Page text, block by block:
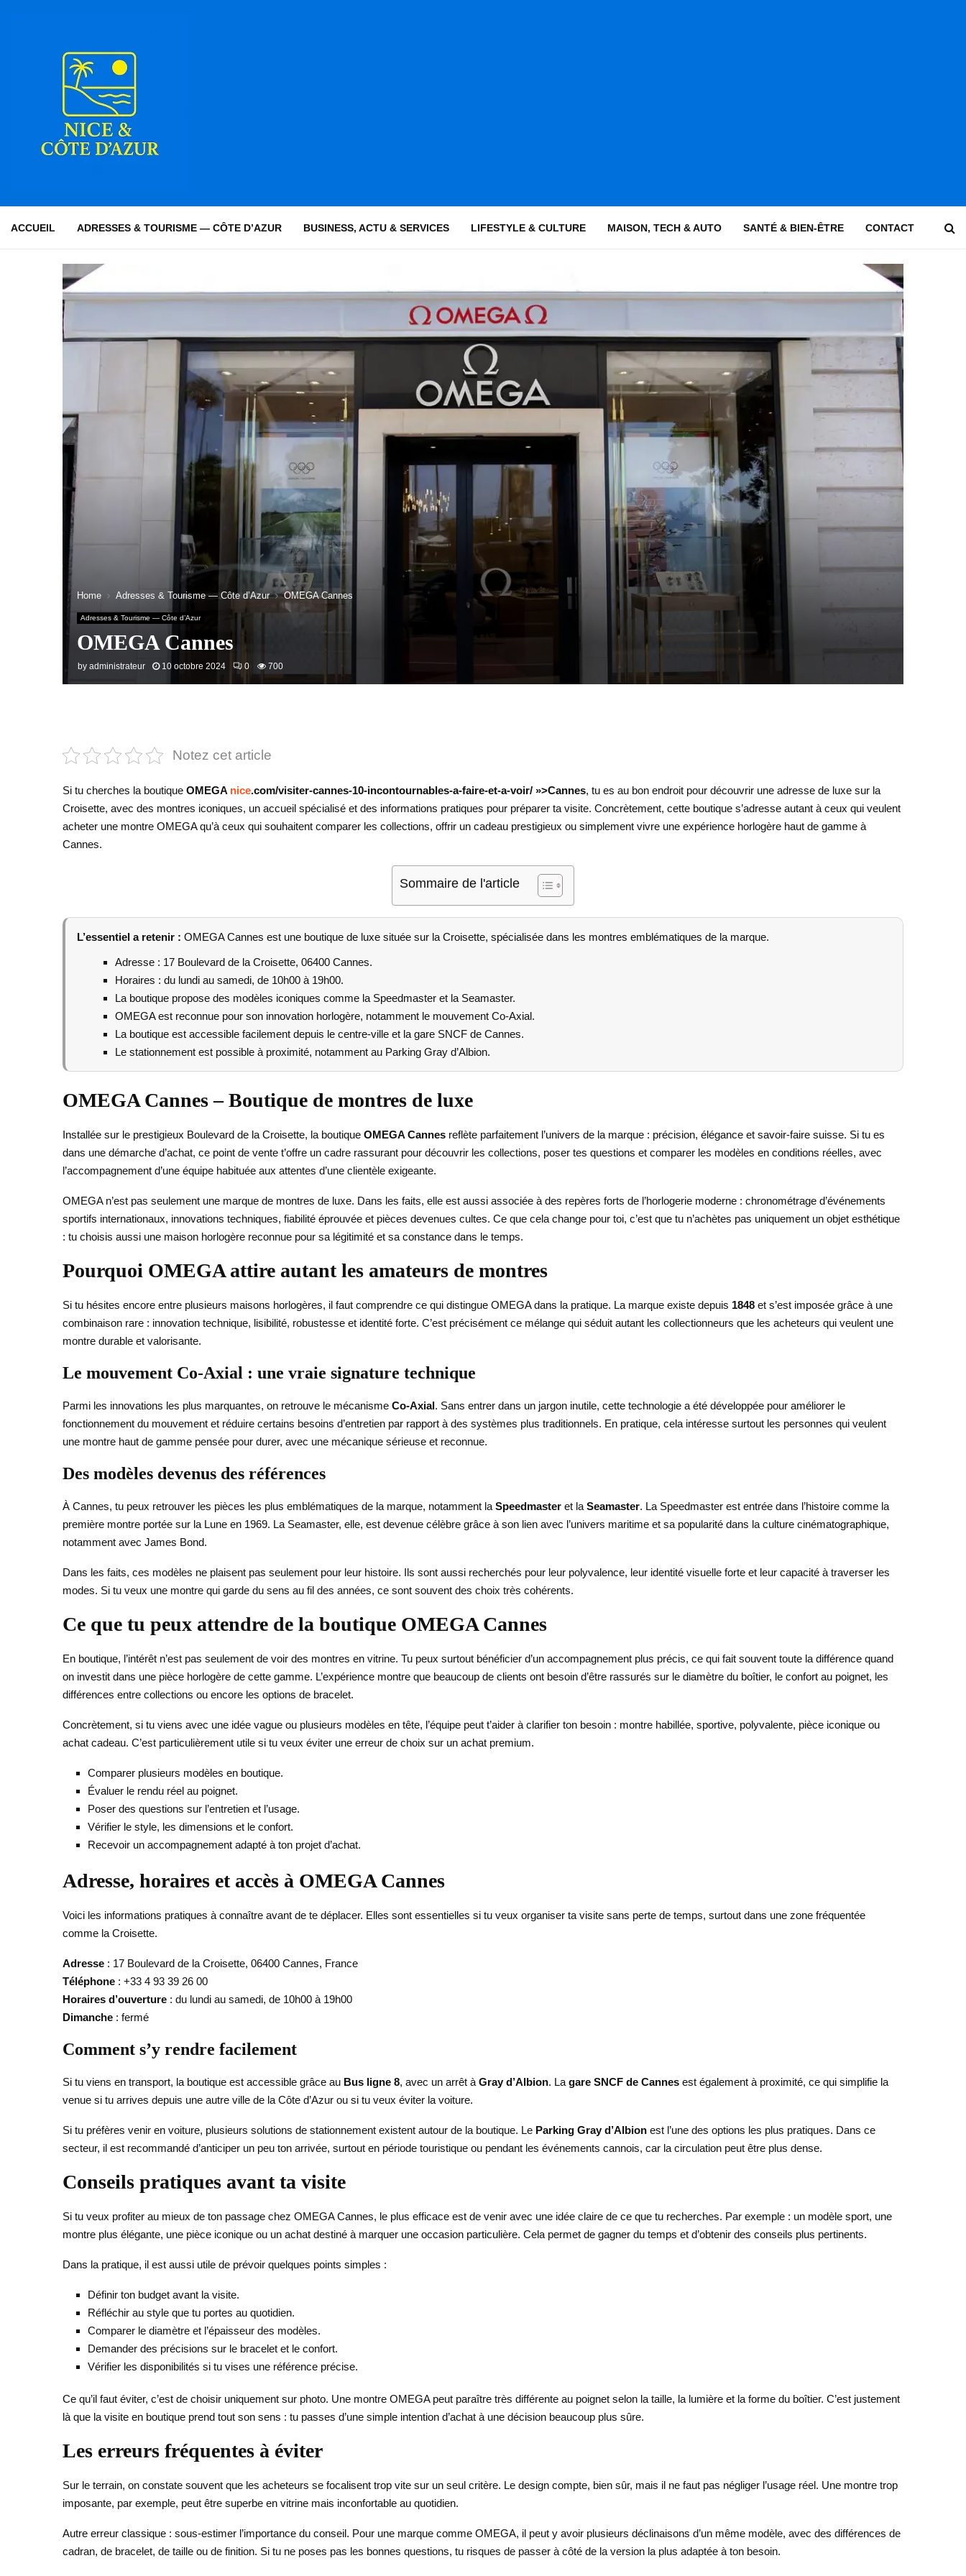
ACCUEIL ADRESSES & TOURISME — CÔTE D’AZUR BUSINESS, ACTU & SERVICES LIFESTYLE & CULTURE MAISON, TECH & AUTO SANTÉ & BIEN-ÊTRE CONTACT
Home Adresses & Tourisme — Côte d’Azur OMEGA Cannes
Adresses & Tourisme — Côte d’Azur
OMEGA Cannes
by administrateur 10 octobre 2024 0 700
Notez cet article
Si tu cherches la boutique OMEGA nice.com/visiter-cannes-10-incontournables-a-faire-et-a-voir/ »>Cannes, tu es au bon endroit pour découvrir une adresse de luxe sur la
Croisette, avec des montres iconiques, un accueil spécialisé et des informations pratiques pour préparer ta visite. Concrètement, cette boutique s’adresse autant à ceux qui veulent
acheter une montre OMEGA qu’à ceux qui souhaitent comparer les collections, offrir un cadeau prestigieux ou simplement vivre une expérience horlogère haut de gamme à
Cannes.
Sommaire de l'article
L’essentiel a retenir : OMEGA Cannes est une boutique de luxe située sur la Croisette, spécialisée dans les montres emblématiques de la marque.
Adresse : 17 Boulevard de la Croisette, 06400 Cannes.
Horaires : du lundi au samedi, de 10h00 à 19h00.
La boutique propose des modèles iconiques comme la Speedmaster et la Seamaster.
OMEGA est reconnue pour son innovation horlogère, notamment le mouvement Co-Axial.
La boutique est accessible facilement depuis le centre-ville et la gare SNCF de Cannes.
Le stationnement est possible à proximité, notamment au Parking Gray d’Albion.
OMEGA Cannes – Boutique de montres de luxe
Installée sur le prestigieux Boulevard de la Croisette, la boutique OMEGA Cannes reflète parfaitement l’univers de la marque : précision, élégance et savoir-faire suisse. Si tu es
dans une démarche d’achat, ce point de vente t’offre un cadre rassurant pour découvrir les collections, poser tes questions et comparer les modèles en conditions réelles, avec
l’accompagnement d’une équipe habituée aux attentes d’une clientèle exigeante.
OMEGA n’est pas seulement une marque de montres de luxe. Dans les faits, elle est aussi associée à des repères forts de l’horlogerie moderne : chronométrage d’événements
sportifs internationaux, innovations techniques, fiabilité éprouvée et pièces devenues cultes. Ce que cela change pour toi, c’est que tu n’achètes pas uniquement un objet esthétique
: tu choisis aussi une maison horlogère reconnue pour sa légitimité et sa constance dans le temps.
Pourquoi OMEGA attire autant les amateurs de montres
Si tu hésites encore entre plusieurs maisons horlogères, il faut comprendre ce qui distingue OMEGA dans la pratique. La marque existe depuis 1848 et s’est imposée grâce à une
combinaison rare : innovation technique, lisibilité, robustesse et identité forte. C’est précisément ce mélange qui séduit autant les collectionneurs que les acheteurs qui veulent une
montre durable et valorisante.
Le mouvement Co-Axial : une vraie signature technique
Parmi les innovations les plus marquantes, on retrouve le mécanisme Co-Axial. Sans entrer dans un jargon inutile, cette technologie a été développée pour améliorer le
fonctionnement du mouvement et réduire certains besoins d’entretien par rapport à des systèmes plus traditionnels. En pratique, cela intéresse surtout les personnes qui veulent
une montre haut de gamme pensée pour durer, avec une mécanique sérieuse et reconnue.
Des modèles devenus des références
À Cannes, tu peux retrouver les pièces les plus emblématiques de la marque, notamment la Speedmaster et la Seamaster. La Speedmaster est entrée dans l’histoire comme la
première montre portée sur la Lune en 1969. La Seamaster, elle, est devenue célèbre grâce à son lien avec l’univers maritime et sa popularité dans la culture cinématographique,
notamment avec James Bond.
Dans les faits, ces modèles ne plaisent pas seulement pour leur histoire. Ils sont aussi recherchés pour leur polyvalence, leur identité visuelle forte et leur capacité à traverser les
modes. Si tu veux une montre qui garde du sens au fil des années, ce sont souvent des choix très cohérents.
Ce que tu peux attendre de la boutique OMEGA Cannes
En boutique, l’intérêt n’est pas seulement de voir des montres en vitrine. Tu peux surtout bénéficier d’un accompagnement plus précis, ce qui fait souvent toute la différence quand
on investit dans une pièce horlogère de cette gamme. L’expérience montre que beaucoup de clients ont besoin d’être rassurés sur le diamètre du boîtier, le confort au poignet, les
différences entre collections ou encore les options de bracelet.
Concrètement, si tu viens avec une idée vague ou plusieurs modèles en tête, l’équipe peut t’aider à clarifier ton besoin : montre habillée, sportive, polyvalente, pièce iconique ou
achat cadeau. C’est particulièrement utile si tu veux éviter une erreur de choix sur un achat premium.
Comparer plusieurs modèles en boutique.
Évaluer le rendu réel au poignet.
Poser des questions sur l’entretien et l’usage.
Vérifier le style, les dimensions et le confort.
Recevoir un accompagnement adapté à ton projet d’achat.
Adresse, horaires et accès à OMEGA Cannes
Voici les informations pratiques à connaître avant de te déplacer. Elles sont essentielles si tu veux organiser ta visite sans perte de temps, surtout dans une zone fréquentée
comme la Croisette.
Adresse : 17 Boulevard de la Croisette, 06400 Cannes, France
Téléphone : +33 4 93 39 26 00
Horaires d’ouverture : du lundi au samedi, de 10h00 à 19h00
Dimanche : fermé
Comment s’y rendre facilement
Si tu viens en transport, la boutique est accessible grâce au Bus ligne 8, avec un arrêt à Gray d’Albion. La gare SNCF de Cannes est également à proximité, ce qui simplifie la
venue si tu arrives depuis une autre ville de la Côte d’Azur ou si tu veux éviter la voiture.
Si tu préfères venir en voiture, plusieurs solutions de stationnement existent autour de la boutique. Le Parking Gray d’Albion est l’une des options les plus pratiques. Dans ce
secteur, il est recommandé d’anticiper un peu ton arrivée, surtout en période touristique ou pendant les événements cannois, car la circulation peut être plus dense.
Conseils pratiques avant ta visite
Si tu veux profiter au mieux de ton passage chez OMEGA Cannes, le plus efficace est de venir avec une idée claire de ce que tu recherches. Par exemple : un modèle sport, une
montre plus élégante, une pièce iconique ou un achat destiné à marquer une occasion particulière. Cela permet de gagner du temps et d’obtenir des conseils plus pertinents.
Dans la pratique, il est aussi utile de prévoir quelques points simples :
Définir ton budget avant la visite.
Réfléchir au style que tu portes au quotidien.
Comparer le diamètre et l’épaisseur des modèles.
Demander des précisions sur le bracelet et le confort.
Vérifier les disponibilités si tu vises une référence précise.
Ce qu’il faut éviter, c’est de choisir uniquement sur photo. Une montre OMEGA peut paraître très différente au poignet selon la taille, la lumière et la forme du boîtier. C’est justement
là que la visite en boutique prend tout son sens : tu passes d’une simple intention d’achat à une décision beaucoup plus sûre.
Les erreurs fréquentes à éviter
Sur le terrain, on constate souvent que les acheteurs se focalisent trop vite sur un seul critère. Le design compte, bien sûr, mais il ne faut pas négliger l’usage réel. Une montre trop
imposante, par exemple, peut être superbe en vitrine mais inconfortable au quotidien.
Autre erreur classique : sous-estimer l’importance du conseil. Pour une marque comme OMEGA, il peut y avoir plusieurs déclinaisons d’un même modèle, avec des différences de
cadran, de bracelet, de taille ou de finition. Si tu ne poses pas les bonnes questions, tu risques de passer à côté de la version la plus adaptée à ton besoin.